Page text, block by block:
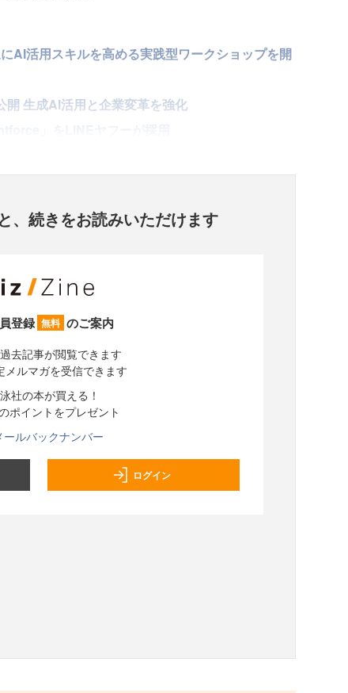
AI活用スキルを高める実践型ワークショップを開
生成AI活用と企業変革を強化
、続きをお読みいただけます
登録 無料 のご案内
去記事が閲覧できます
メルマガを受信できます
社の本が買える！
ポイントをプレゼント
ールバックナンバー
ログイン